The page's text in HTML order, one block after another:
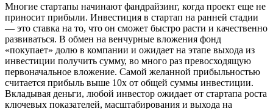
Многие стартапы начинают фандрайзинг, когда проект еще не
приносит прибыли. Инвестиция в стартап на ранней стадии
— это ставка на то, что он сможет быстро расти и качественно
развиваться. В обмен на венчурные вложения фонд
«покупает» долю в компании и ожидает на этапе выхода из
инвестиции получить сумму, во много раз превосходящую
первоначальное вложение. Самой желанной прибыльностью
считается прибыль выше 10х от общей суммы инвестиции.
Вкладывая деньги, любой инвестор ожидает от стартапа роста
ключевых показателей, масштабирования и выхода на